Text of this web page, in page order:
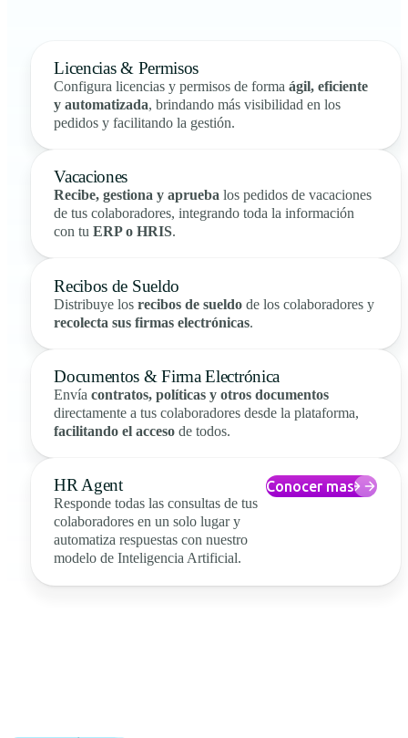
Licencias & Permisos
Configura licencias y permisos de formaágil, eficiente
y automatizada, brindando más visibilidad en los
pedidos y facilitando la gestión.
Vacaciones
Recibe, gestiona y aprueba los pedidos de vacaciones
de tus colaboradores, integrando toda la información
con tuERP o HRIS.
Recibos de Sueldo
Distribuye losrecibos de sueldo de los colaboradores y
recolecta sus firmas electrónicas.
Documentos & Firma Electrónica
Envíacontratos, políticas y otros documentos
directamente a tus colaboradores desde la plataforma,
facilitando el acceso de todos.
HR Agent
Responde todas las consultas de tus
colaboradores en un solo lugar y
automatiza respuestas con nuestro
modelo de Inteligencia Artificial.
Conocer mas